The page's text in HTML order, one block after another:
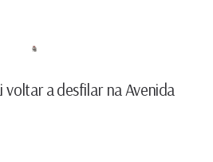
voltar a desfilar na Avenida